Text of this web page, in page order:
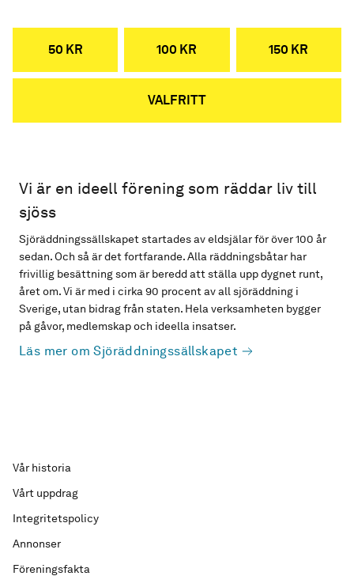
50 KR 100 KR 150 KR
VALFRITT
Vi är en ideell förening som räddar liv till
sjöss
Sjöräddningssällskapet startades av eldsjälar för över 100 år
sedan. Och så är det fortfarande. Alla räddningsbåtar har
frivillig besättning som är beredd att ställa upp dygnet runt,
året om. Vi är med i cirka 90 procent av all sjöräddning i
Sverige, utan bidrag från staten. Hela verksamheten bygger
på gåvor, medlemskap och ideella insatser.
Läs mer om Sjöräddningssällskapet
Vår historia
Vårt uppdrag
Integritetspolicy
Annonser
Föreningsfakta